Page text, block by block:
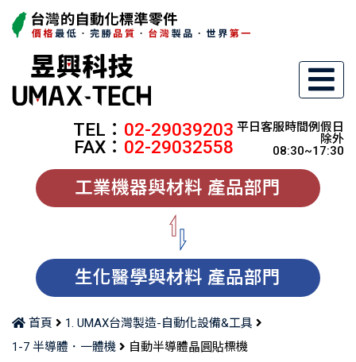
TEL： 02-29039203
FAX： 02-29032558
平日客服時間例假日
除外
08:30~17:30
工業機器與材料 產品部門
生化醫學與材料 產品部門
首頁
1. UMAX台灣製造-自動化設備&工具
1-7 半導體．一體機
自動半導體晶圓貼標機